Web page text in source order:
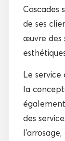
Cascades
de ses
œuvre des
Le service
la
des